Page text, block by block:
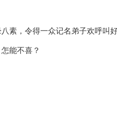
素，令得一众记名弟子欢呼叫
能不喜？